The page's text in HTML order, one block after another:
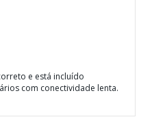
e está incluído
com conectividade lenta.